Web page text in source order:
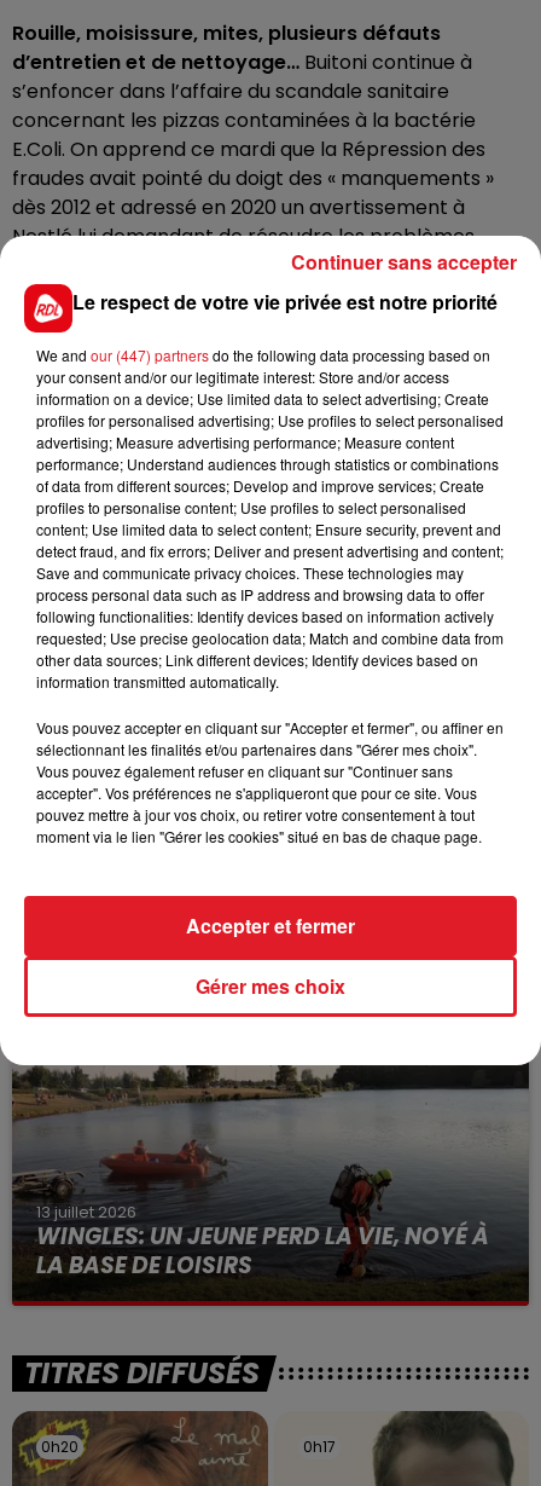
Rouille, moisissure, mites, plusieurs défauts
d’entretien et de nettoyage… Buitoni continue à
s’enfoncer dans l’affaire du scandale sanitaire
concernant les pizzas contaminées à la bactérie
E.Coli. On apprend ce mardi que la Répression des
fraudes avait pointé du doigt des « manquements »
dès 2012 et adressé en 2020 un avertissement à
Nestlé lui demandant de résoudre les problèmes
d’hygiène dans l’usine Buitoni de Caudry, au cœur du
scandale sanitaire.
La préfecture du Nord a interdit l’activité de cette
usine début avril, après que les autorités ont établi
lien entre la consommation des pizzas Fraich’up
et plusieurs cas graves de contaminations à la
bactérie E.Coli. Deux enfants sont mêmes morts en
février. La production est toujours à l’arrêt.Une
information judiciaire est en cours, notamment pour
homicide et blessures involontaires.
FIL D'ACTUS
BÉTHUNE: ENQUÊTE POUR HOMICIDE
VOLONTAIRE EN COURS, APRÈS LA...
Selon les premiers éléments, le logement servait
à des prostituées
13 juillet 2026
WINGLES: UN JEUNE PERD LA VIE, NOYÉ À
LA BASE DE LOISIRS
La victime a coulé à pic
TITRES DIFFUSÉS
0h20
0h20 0h17
0h17
Le respect de votre vie privée est notre priorité
We and our (447) partnersdo the following data processing based on
your consent and/or our legitimate interest: Store and/or access
information on a device; Use limited data to select advertising; Create
profiles for personalised advertising; Use profiles to select personalised
advertising; Measure advertising performance; Measure content
performance; Understand audiences through statistics or combinations
of data from different sources; Develop and improve services; Create
profiles to personalise content; Use profiles to select personalised
content; Use limited data to select content; Ensure security, prevent and
detect fraud, and fix errors; Deliver and present advertising and content;
Save and communicate privacy choices. These technologies may
process personal data such as IP address and browsing data to offer
following functionalities: Identify devices based on information actively
requested; Use precise geolocation data; Match and combine data from
other data sources; Link different devices; Identify devices based on
information transmitted automatically.
Vous pouvez accepter en cliquant sur "Accepter et fermer", ou affiner en
sélectionnant les finalités et/ou partenaires dans "Gérer mes choix".
Vous pouvez également refuser en cliquant sur "Continuer sans
accepter". Vos préférences ne s'appliqueront que pour ce site. Vous
pouvez mettre à jour vos choix, ou retirer votre consentement à tout
moment via le lien "Gérer les cookies" situé en bas de chaque page.
Gérer mes choix
Accepter et fermer
Continuer sans accepter